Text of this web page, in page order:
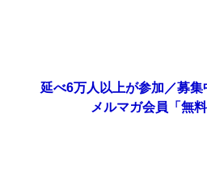
延べ6万人以上が参加／募
メルマガ会員「無